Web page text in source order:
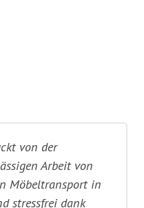
von der
Arbeit von
Möbeltransport in
stressfrei dank